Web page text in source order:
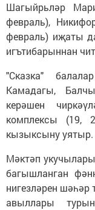
Шагыйрьләр
февраль),
февраль) иҗаты
игътибарыннан
"Сказка"
Камадагы,
керәшен
комплексы (19,
кызыксыну уятыр.
Мәктәп
багышланган
нигезләрен шәһәр
авыллары